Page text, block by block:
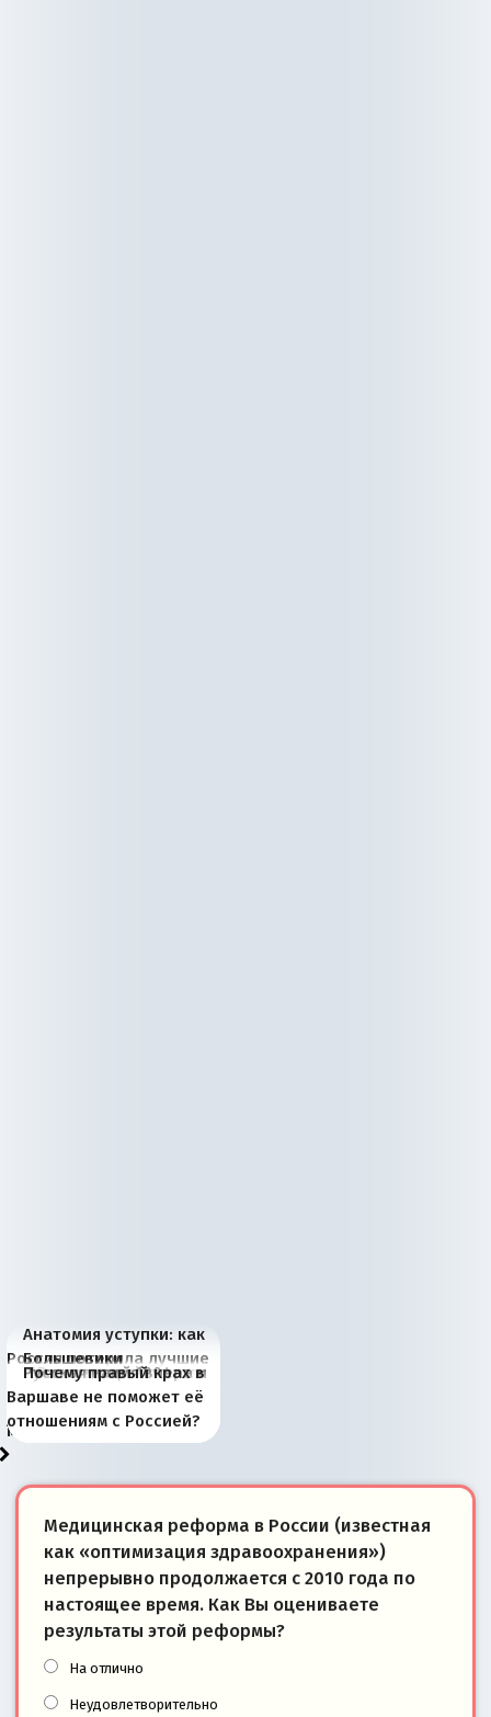
Анатомия уступки: как
Россия потеряла лучшие
рыбопромысловые
районы Баренцева
моря
Большевики
отличаются от «Яблока»
тем, что они -
победители
Киевская марионетка
Запада рассказала о
«переобувании» хозяев
В России назрели
перемены: 15 шагов к
суверенной экономике
Миграционный пожар
Европы
Россия начинает
сбрасывать балласт
Анкориджа
Россия зимой 1904
года: первые уступки во
внутренней политике
Русская нация вчера и
сегодня
Почему правый крах в
Варшаве не поможет её
отношениям с Россией?
Медицинская реформа в России (известная
как «оптимизация здравоохранения»)
непрерывно продолжается с 2010 года по
настоящее время. Как Вы оцениваете
результаты этой реформы?
На отлично
Неудовлетворительно